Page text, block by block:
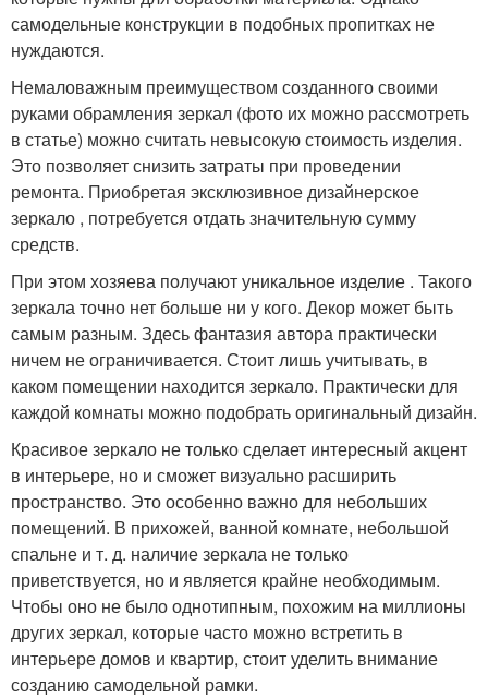
самодельные конструкции в подобных пропитках не
нуждаются.
Немаловажным преимуществом созданного своими
руками обрамления зеркал (фото их можно рассмотреть
в статье) можно считать невысокую стоимость изделия.
Это позволяет снизить затраты при проведении
ремонта. Приобретая эксклюзивное дизайнерское
зеркало , потребуется отдать значительную сумму
средств.
При этом хозяева получают уникальное изделие . Такого
зеркала точно нет больше ни у кого. Декор может быть
самым разным. Здесь фантазия автора практически
ничем не ограничивается. Стоит лишь учитывать, в
каком помещении находится зеркало. Практически для
каждой комнаты можно подобрать оригинальный дизайн.
Красивое зеркало не только сделает интересный акцент
в интерьере, но и сможет визуально расширить
пространство. Это особенно важно для небольших
помещений. В прихожей, ванной комнате, небольшой
спальне и т. д. наличие зеркала не только
приветствуется, но и является крайне необходимым.
Чтобы оно не было однотипным, похожим на миллионы
других зеркал, которые часто можно встретить в
интерьере домов и квартир, стоит уделить внимание
созданию самодельной рамки.